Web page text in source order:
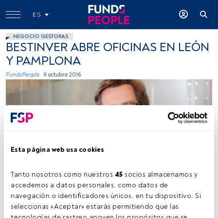
Esta página web usa cookies
Tanto nosotros como nuestros 45 socios almacenamos y
accedemos a datos personales, como datos de
navegación o identificadores únicos, en tu dispositivo. Si
seleccionas «Aceptar» estarás permitiendo que las
ES
NEGOCIO GESTORAS
BESTINVER ABRE OFICINAS EN LEÓN
Y PAMPLONA
FundsPeople . 9 octubre 2016
Tiempo lectura: